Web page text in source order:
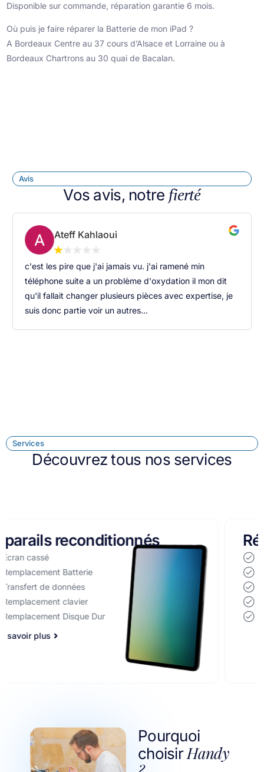
Disponible sur commande, réparation garantie 6 mois.
Où puis je faire réparer la Batterie de mon iPad ?
A Bordeaux Centre au 37 cours d’Alsace et Lorraine ou à
Bordeaux Chartrons au 30 quai de Bacalan.
Avis
Vos avis, notre fierté
Ateff Kahlaoui
c'est les pire que j'ai jamais vu. j'ai ramené min
téléphone suite a un problème d'oxydation il mon dit
qu'il fallait changer plusieurs pièces avec expertise, je
suis donc partie voir un autres...
Services
Découvrez tous nos services
Réparation d'ordinateurs
Écran cassé
Remplacement Batterie
Transfert de données
Remplacement clavier
Remplacement Disque Dur
Pourquoi
choisir Handy